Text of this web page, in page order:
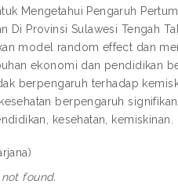
Mengetahui Pengaruh
Di Provinsi Sulawesi Tengah
model random effect dan
ekonomi dan pendidikan
berpengaruh terhadap
berpengaruh
kesehatan, kemiskinan.
found.